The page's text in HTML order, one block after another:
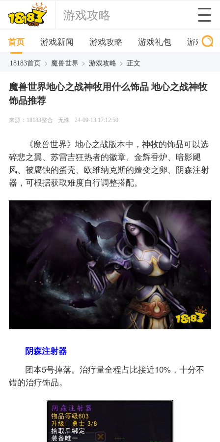
游戏攻略
首页 游戏新闻 游戏攻略 游戏礼包 游戏下
18183首页 > 魔兽世界 > 游戏攻略 > 正文
魔兽世界地心之战神牧用什么饰品 地心之战神牧
饰品推荐
来源：18183整合 无殊 24-09-13 17:12:50
《魔兽世界》地心之战版本中，神牧的饰品可以选
碎悲之翼、苏雷吉狂热者的徽章、金辉香炉、暗影飓
风、被腐蚀的蛋壳、欧维纳克斯的嬗变之卵、阴森注射
器，可根据获取难度自行调整搭配。
阴森注射器
团本5号掉落。治疗量全程占比接近10%，十分不
错的治疗饰品。